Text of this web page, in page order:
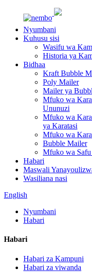
Nyumbani
Kuhusu sisi
Wasifu wa
Historia ya
Bidhaa
Kraft Bubble
Poly Mailer
Mailer ya
Mfuko wa
Ununuzi
Mfuko wa
ya Karatasi
Mfuko wa
Bubble Mailer
Mfuko wa
Habari
Maswali
Wasiliana nasi
English
Nyumbani
Habari
Habari
Habari za Kampuni
Habari za viwanda